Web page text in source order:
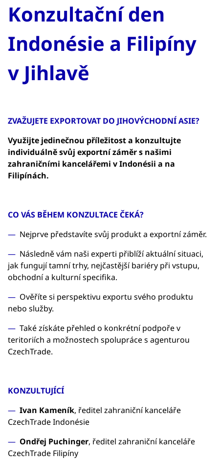
Konzultační den
Indonésie a Filipíny
v Jihlavě
ZVAŽUJETE EXPORTOVAT DO JIHOVÝCHODNÍ ASIE?
Využijte jedinečnou příležitost a konzultujte
individuálně svůj exportní záměr s našimi
zahraničními kancelářemi v Indonésii a na
Filipínách.
CO VÁS BĚHEM KONZULTACE ČEKÁ?
Nejprve představíte svůj produkt a exportní záměr.
Následně vám naši experti přiblíží aktuální situaci,
jak fungují tamní trhy, nejčastější bariéry při vstupu,
obchodní a kulturní specifika.
Ověříte si perspektivu exportu svého produktu
nebo služby.
Také získáte přehled o konkrétní podpoře v
teritoriích a možnostech spolupráce s agenturou
CzechTrade.
KONZULTUJÍCÍ
Ivan Kameník, ředitel zahraniční kanceláře
CzechTrade Indonésie
Ondřej Puchinger, ředitel zahraniční kanceláře
CzechTrade Filipíny